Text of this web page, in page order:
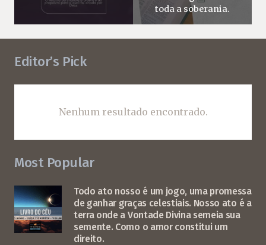
toda a soberania.
Editor’s Pick
Nenhum resultado encontrado.
Most Popular
Todo ato nosso é um jogo, uma promessa
de ganhar graças celestiais. Nosso ato é a
terra onde a Vontade Divina semeia sua
semente. Como o amor constitui um
direito.